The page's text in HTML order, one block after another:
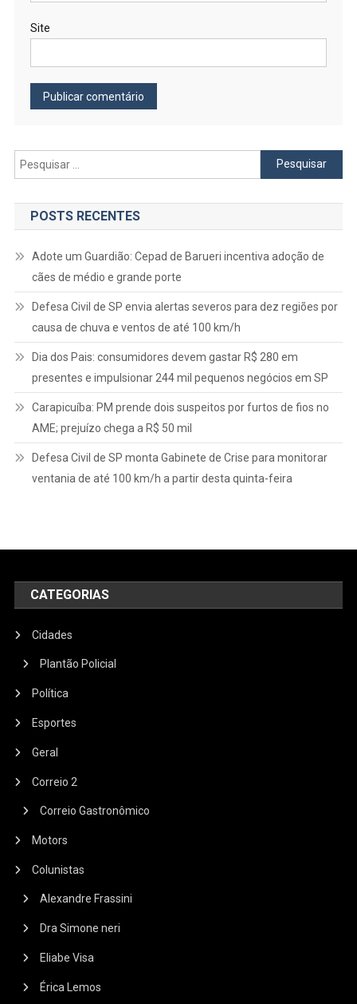
Site
Pesquisar
por:
POSTS RECENTES
Adote um Guardião: Cepad de Barueri incentiva adoção de
cães de médio e grande porte
Defesa Civil de SP envia alertas severos para dez regiões por
causa de chuva e ventos de até 100 km/h
Dia dos Pais: consumidores devem gastar R$ 280 em
presentes e impulsionar 244 mil pequenos negócios em SP
Carapicuíba: PM prende dois suspeitos por furtos de fios no
AME; prejuízo chega a R$ 50 mil
Defesa Civil de SP monta Gabinete de Crise para monitorar
ventania de até 100 km/h a partir desta quinta-feira
CATEGORIAS
Cidades
Plantão Policial
Política
Esportes
Geral
Correio 2
Correio Gastronômico
Motors
Colunistas
Alexandre Frassini
Dra Simone neri
Eliabe Visa
Érica Lemos